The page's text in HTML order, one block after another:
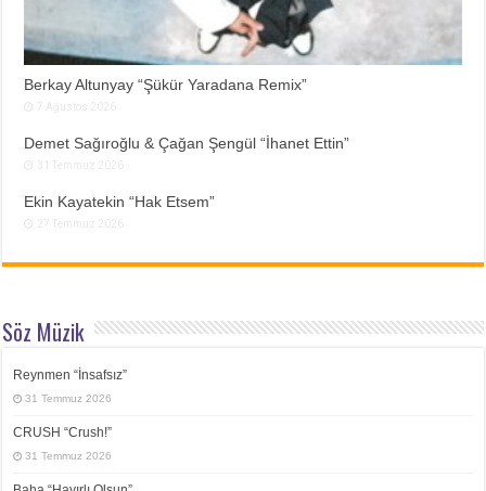
Berkay Altunyay “Şükür Yaradana Remix”
Demet Sağıroğlu & Çağan Şengül “İhanet Ettin”
Ekin Kayatekin “Hak Etsem”
Söz Müzik
Reynmen “İnsafsız”
31 Temmuz 2026
CRUSH “Crush!”
31 Temmuz 2026